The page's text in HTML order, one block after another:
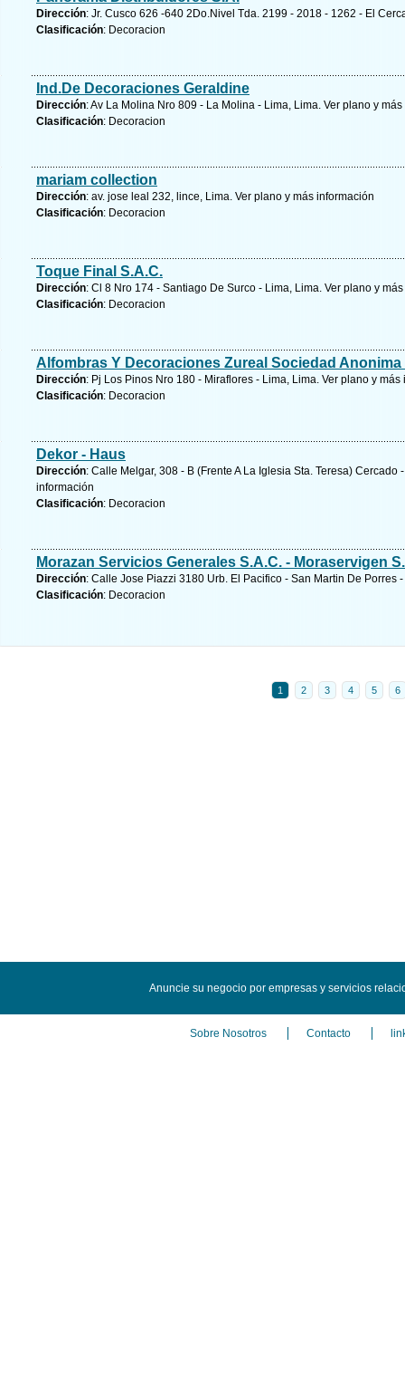
Dirección: Jr. Cusco 626 -640 2Do.Nivel Tda. 2199 - 2018 - 1262 - El
Clasificación: Decoracion
Ind.De Decoraciones Geraldine
Dirección: Av La Molina Nro 809 - La Molina - Lima, Lima. Ver plano y más
Clasificación: Decoracion
mariam collection
Dirección: av. jose leal 232, lince, Lima. Ver plano y más información
Clasificación: Decoracion
Toque Final S.A.C.
Dirección: Cl 8 Nro 174 - Santiago De Surco - Lima, Lima. Ver plano y
Clasificación: Decoracion
Alfombras Y Decoraciones Zureal Sociedad Anonima
Dirección: Pj Los Pinos Nro 180 - Miraflores - Lima, Lima. Ver plano y más
Clasificación: Decoracion
Dekor - Haus
Dirección: Calle Melgar, 308 - B (Frente A La Iglesia Sta. Teresa) Cercado
información
Clasificación: Decoracion
Morazan Servicios Generales S.A.C. - Moraservigen
Dirección: Calle Jose Piazzi 3180 Urb. El Pacifico - San Martin De Porres
Clasificación: Decoracion
1 2 3 4 5 6
Anuncie su negocio por empresas y servicios
Sobre Nosotros Contacto